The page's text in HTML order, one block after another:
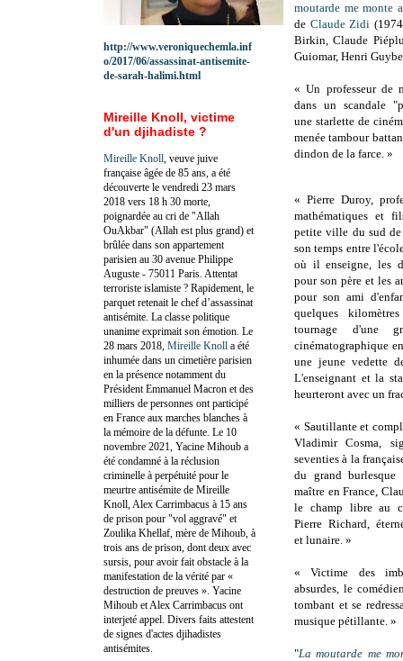
moutarde me monte
de Claude Zidi
Birkin, Claude
Guiomar, Henri
« Un professeur de
dans un scandale
une starlette de
menée tambour
dindon de la farce. »
« Pierre Duroy,
mathématiques et
petite ville du sud de
son temps entre
où il enseigne, les
pour son père et les
pour son ami
quelques
tournage d'une
cinématographique
une jeune vedette
L'enseignant et la
heurteront avec un
« Sautillante et
Vladimir Cosma,
seventies à la
du grand burlesque
maître en France,
le champ libre au
Pierre Richard,
et lunaire. »
« Victime des
absurdes, le
tombant et se
musique pétillante. »
"La moutarde me
http://www.veroniquechemla.inf
o/2017/06/assassinat-antisemite-
de-sarah-halimi.html
Mireille Knoll, victime
d'un djihadiste ?
Mireille Knoll , veuve juive
française âgée de 85 ans, a été
découverte le vendredi 23 mars
2018 vers 18 h 30 morte,
poignardée au cri de "Allah
OuAkbar" (Allah est plus grand) et
brûlée dans son appartement
parisien au 30 avenue Philippe
Auguste - 75011 Paris. Attentat
terroriste islamiste ? Rapidement, le
parquet retenait le chef d’assassinat
antisémite. La classe politique
unanime exprimait son émotion. Le
28 mars 2018, Mireille Knoll a été
inhumée dans un cimetière parisien
en la présence notamment du
Président Emmanuel Macron et des
milliers de personnes ont participé
en France aux marches blanches à
la mémoire de la défunte. Le 10
novembre 2021, Yacine Mihoub a
été condamné à la réclusion
criminelle à perpétuité pour le
meurtre antisémite de Mireille
Knoll, Alex Carrimbacus à 15 ans
de prison pour "vol aggravé" et
Zoulika Khellaf, mère de Mihoub, à
trois ans de prison, dont deux avec
sursis, pour avoir fait obstacle à la
manifestation de la vérité par «
destruction de preuves ». Yacine
Mihoub et Alex Carrimbacus ont
interjeté appel. Divers faits attestent
de signes d'actes djihadistes
antisémites.